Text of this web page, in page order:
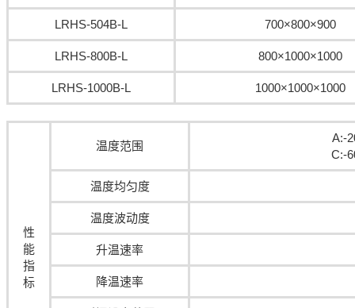
LRHS-504B-L 700×800×900
LRHS-800B-L 800×1000×1000
LRHS-1000B-L 1000×1000×1000
性
能
指
标
温度范围
A:-
C:-
温度均匀度
温度波动度
升温速率
降温速率